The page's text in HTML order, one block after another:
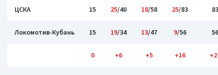
ЦСКА 15 25/40 18/58 25/83 83
Локомотив-Кубань 15 19/34 13/47 9/56 56
0 +6 +5 +16